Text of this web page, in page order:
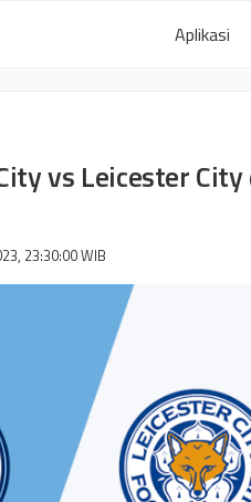
Aplikasi
vs Leicester
23:30:00WIB